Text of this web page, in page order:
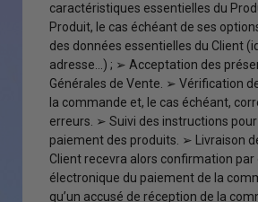
caractéristiques essentielles du
Produit, le cas échéant de ses
des données essentielles du Client
adresse…) ; ➢ Acceptation des
Générales de Vente. ➢ Vérification
la commande et, le cas échéant,
erreurs. ➢ Suivi des instructions
paiement des produits. ➢ Livraison
Client recevra alors confirmation par
électronique du paiement de la
qu’un accusé de réception de la